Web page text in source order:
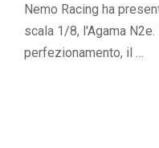
Nemo Racing ha
scala 1/8, l'Agama
perfezionamento, il …